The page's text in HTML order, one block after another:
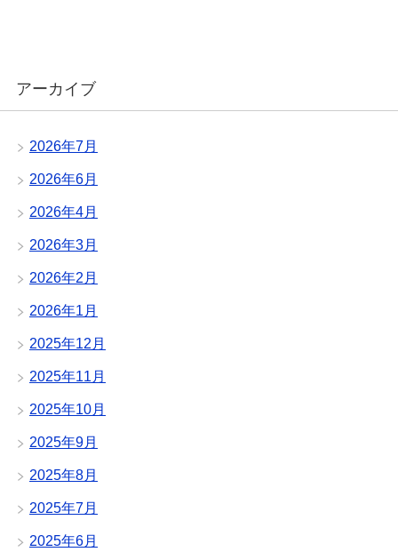
アーカイブ
2026年7月
2026年6月
2026年4月
2026年3月
2026年2月
2026年1月
2025年12月
2025年11月
2025年10月
2025年9月
2025年8月
2025年7月
2025年6月